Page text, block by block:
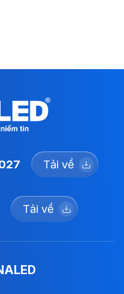
Tải về
Tải về